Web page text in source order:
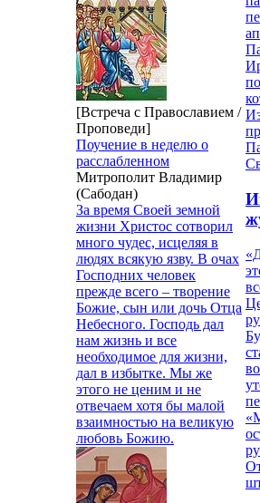
[Встреча с Православием /
Проповеди]
Поучение в неделю о
расслабленном
Митрополит Владимир
(Сабодан)
За время Своей земной
жизни Христос сотворил
много чудес, исцеляя в
людях всякую язву. В очах
Господних человек
прежде всего – творение
Божие, сын или дочь Отца
Небесного. Господь дал
нам жизнь и все
необходимое для жизни,
дал в избытке. Мы же
этого не ценим и не
отвечаем хотя бы малой
взаимностью на великую
любовь Божию.